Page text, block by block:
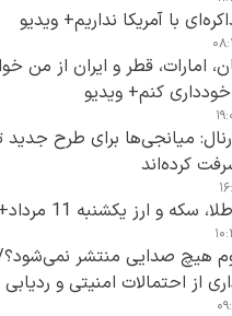
با آمریکا نداریم+ ویدیو
امارات، قطر و ایران از من
کنم+ ویدیو
میانجی‌ها برای طرح جدید
کرده‌اند
و ارز یکشنبه 11 مرداد+ جدول
هیچ صدایی منتشر نمی‌شود؟/
از احتمالات امنیتی و